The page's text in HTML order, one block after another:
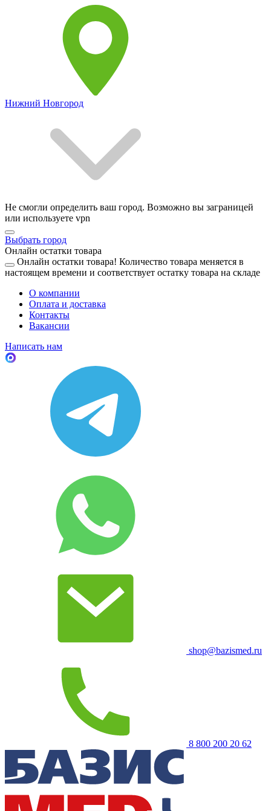
Нижний Новгород
Не смогли определить ваш город. Возможно вы заграницей
или используете vpn
Выбрать город
Онлайн остатки товара
Онлайн остатки товара! Количество товара меняется в
настоящем времени и соответствует остатку товара на складе
О компании
Оплата и доставка
Контакты
Вакансии
Написать нам
shop@bazismed.ru
8 800 200 20 62